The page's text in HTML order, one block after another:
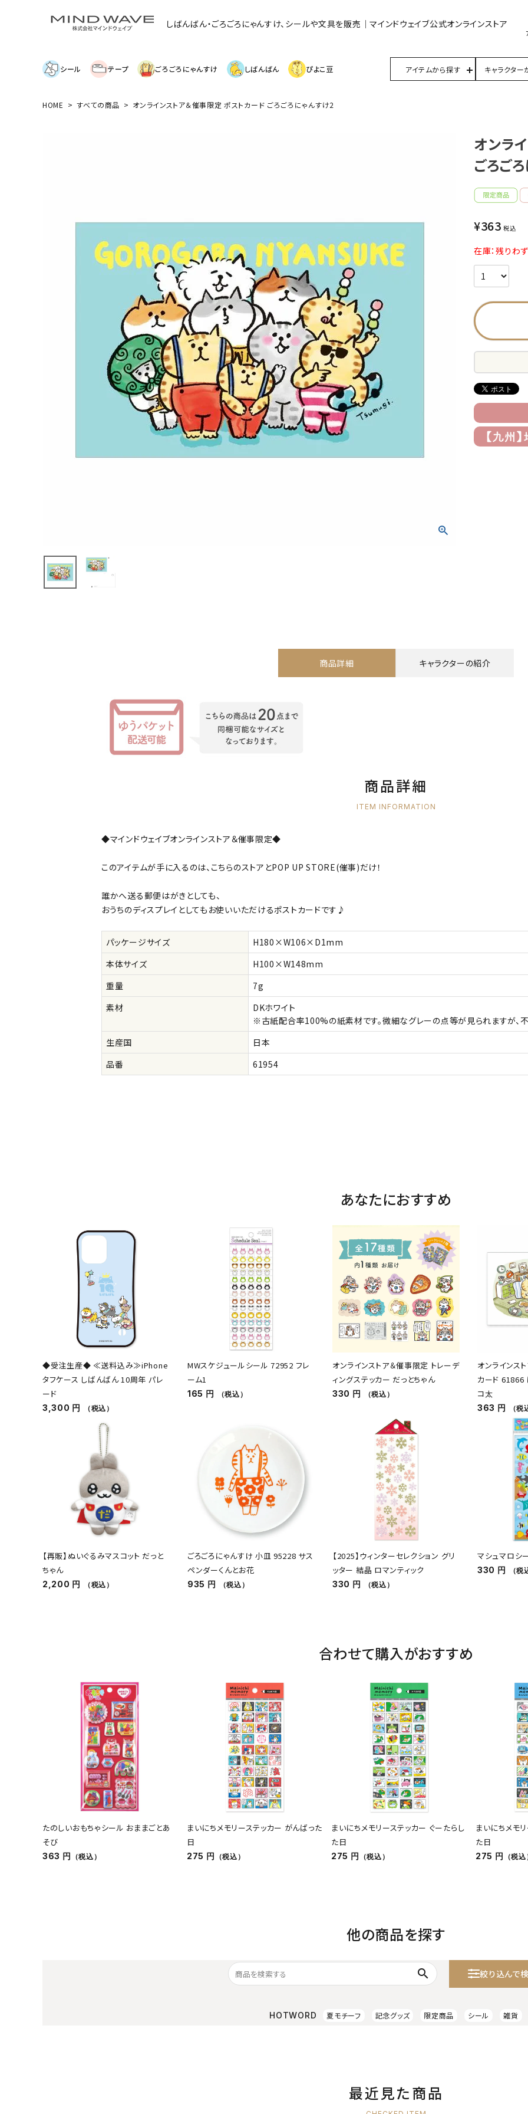
しばんばん・ごろごろにゃんすけ、シールや文具を販売｜マインドウェイブ公式オンラインストア
シール テープ ごろごろにゃんすけ しばんばん ぴよこ豆 アイテムから探す キャラクター
オンラインストア＆催事限定 ポストカード ごろ
HOME すべての商品 オンラインストア＆催事限定 ポストカード ごろごろにゃんすけ2
オンラ
ごろご
¥363 税込
在庫：残りわ
商品詳細 キャラクターの紹介
商品詳細
ITEM INFORMATION
◆マインドウェイブオンラインストア＆催事限定◆
このアイテムが手に入るのは、こちらのストアとPOP UP STORE(催事)だけ！
誰かへ送る郵便はがきとしても、
おうちのディスプレイとしてもお使いいただけるポストカードです♪
パッケージサイズ
H180×W106×D1mm
本体サイズ
H100×W148mm
重量
7g
素材
DKホワイト
※古紙配合率100%の紙素材です。微細なグレーの点等が見られますが、不
生産国
日本
品番
61954
あなたにおすすめ
◆受注生産◆ ≪送料込み≫iPhone
タフケース しばんばん 10周年 パレ
ード
3,300 円 （税込）
MWスケジュールシール 72952 フレ
ーム1
165 円 （税込）
オンラインストア＆催事限定 トレーデ
ィングステッカー だっとちゃん
330 円 （税込）
オンラインス
カード 61866
コ太
363 円 （税
【再販】ぬいぐるみマスコット だっと
ちゃん
2,200 円 （税込）
ごろごろにゃんすけ 小皿 95228 サス
ペンダーくんとお花
935 円 （税込）
【2025】ウィンターセレクション グリ
ッター 結晶 ロマンティック
330 円 （税込）
マシュマロシ
330 円 （税
合わせて購入がおすすめ
たのしいおもちゃシール おままごとあ
そび
363 円 （税込）
まいにちメモリーステッカー がんばった
日
275 円 （税込）
まいにちメモリーステッカー ぐーたらし
た日
275 円 （税込）
まいにちメモ
た日
275 円 （税込
他の商品を探す
search 絞り込んで
HOTWORD 夏モチーフ 記念グッズ 限定商品 シール 雑貨
最近見た商品